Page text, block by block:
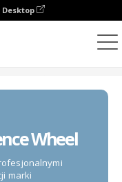
Wheel
marki